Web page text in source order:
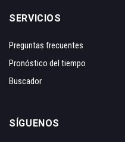
SERVICIOS
Preguntas frecuentes
Pronóstico del tiempo
Buscador
SÍGUENOS